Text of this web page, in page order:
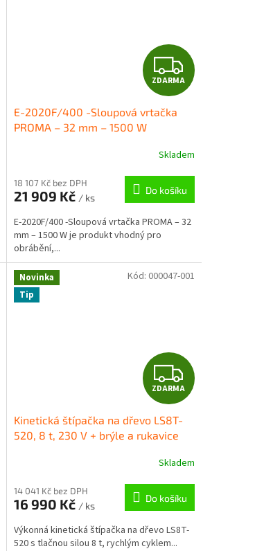
Z
D
R
M
A
ZDARMA
E-2020F/400 -Sloupová vrtačka
PROMA – 32 mm – 1500 W
Skladem
18 107 Kč bez DPH
21 909 Kč / ks
Do košíku
E-2020F/400 -Sloupová vrtačka PROMA – 32
mm – 1500 W je produkt vhodný pro
obrábění,...
Novinka
Tip
Z
D
R
M
A
ZDARMA
Kinetická štípačka na dřevo LS8T-
520, 8 t, 230 V + brýle a rukavice
Skladem
14 041 Kč bez DPH
16 990 Kč / ks
Do košíku
Výkonná kinetická štípačka na dřevo LS8T-
520 s tlačnou silou 8 t, rychlým cyklem...
Kód: 000047-001